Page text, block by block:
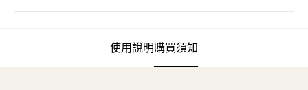
使用說明購買須知